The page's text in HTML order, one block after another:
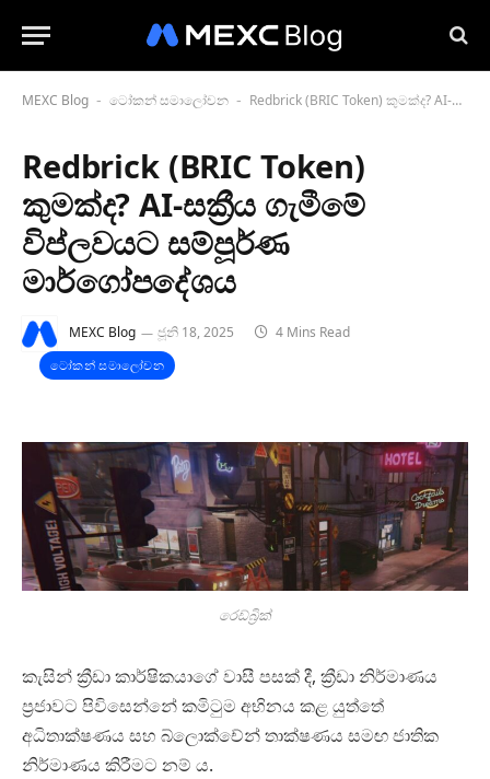
MEXC Blog - ටෝකන් සමාලෝචන - Redbrick (BRIC Token) කුමක්ද? AI-සක්‍රීය ගැමීමේ විප්ලවයට සම්පූර්ණ මාර්ගෝපදේශය
Redbrick (BRIC Token)
කුමක්ද? AI-සක්‍රීය ගැමීමේ
විප්ලවයට සම්පූර්ණ
මාර්ගෝපදේශය
MEXC Blog ජූනි 18, 2025 4 Mins Read
ටෝකන් සමාලෝචන
රෙඩ්බ්‍රික්
කැසින් ක්‍රීඩා කාර්ෂිකයාගේ වාසී පසක් දී, ක්‍රීඩා නිර්මාණය
ප්‍රජාවට පිවිසෙන්නේ කමිටුම අභිනය කළ යුත්තේ
අධිතාක්ෂණය සහ බ්ලොක්චේන් තාක්ෂණය සමඟ ජාතික
නිර්මාණය කිරීමට නම් ය.